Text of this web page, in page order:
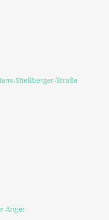
Stießberger-Straße
Anger